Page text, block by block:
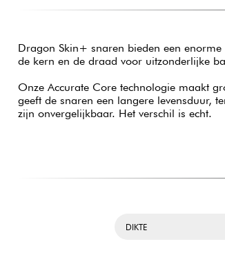
Dragon Skin+ snaren bieden een
de kern en de draad voor uitzonderlijke
Onze Accurate Core technologie maakt
geeft de snaren een langere levensduur,
zijn onvergelijkbaar. Het verschil is echt.
DIKTE